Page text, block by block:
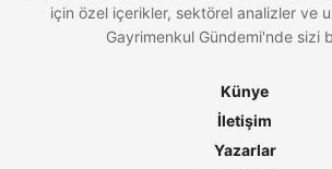
için özel içerikler, sektörel analizler ve
Gayrimenkul Gündemi'nde sizi
Künye
İletişim
Yazarlar